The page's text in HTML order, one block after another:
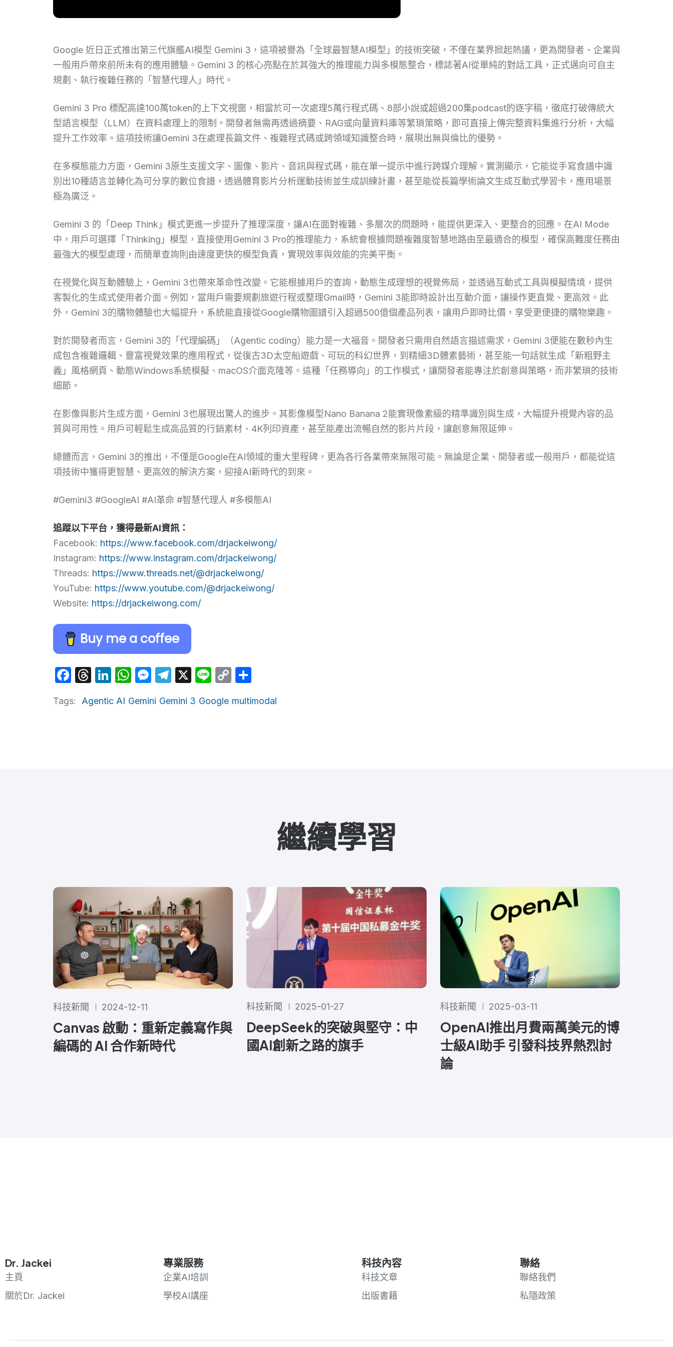
Google 近日正式推出第三代旗艦AI模型 Gemini 3，這項被譽為「全球最智慧AI模型」的技術突破，不僅在業界掀起熱議，更為開發者、企業與
一般用戶帶來前所未有的應用體驗。Gemini 3 的核心亮點在於其強大的推理能力與多模態整合，標誌著AI從單純的對話工具，正式邁向可自主
規劃、執行複雜任務的「智慧代理人」時代。
Gemini 3 Pro 標配高達100萬token的上下文視窗，相當於可一次處理5萬行程式碼、8部小說或超過200集podcast的逐字稿，徹底打破傳統大
型語言模型（LLM）在資料處理上的限制。開發者無需再透過摘要、RAG或向量資料庫等繁瑣策略，即可直接上傳完整資料集進行分析，大幅
提升工作效率。這項技術讓Gemini 3在處理長篇文件、複雜程式碼或跨領域知識整合時，展現出無與倫比的優勢。
在多模態能力方面，Gemini 3原生支援文字、圖像、影片、音訊與程式碼，能在單一提示中進行跨媒介理解。實測顯示，它能從手寫食譜中識
別出10種語言並轉化為可分享的數位食譜，透過體育影片分析運動技術並生成訓練計畫，甚至能從長篇學術論文生成互動式學習卡，應用場景
極為廣泛。
Gemini 3 的「Deep Think」模式更進一步提升了推理深度，讓AI在面對複雜、多層次的問題時，能提供更深入、更整合的回應。在AI Mode
中，用戶可選擇「Thinking」模型，直接使用Gemini 3 Pro的推理能力，系統會根據問題複雜度智慧地路由至最適合的模型，確保高難度任務由
最強大的模型處理，而簡單查詢則由速度更快的模型負責，實現效率與效能的完美平衡。
在視覺化與互動體驗上，Gemini 3也帶來革命性改變。它能根據用戶的查詢，動態生成理想的視覺佈局，並透過互動式工具與模擬情境，提供
客製化的生成式使用者介面。例如，當用戶需要規劃旅遊行程或整理Gmail時，Gemini 3能即時設計出互動介面，讓操作更直覺、更高效。此
外，Gemini 3的購物體驗也大幅提升，系統能直接從Google購物圖譜引入超過500億個產品列表，讓用戶即時比價，享受更便捷的購物樂趣。
對於開發者而言，Gemini 3的「代理編碼」（Agentic coding）能力是一大福音。開發者只需用自然語言描述需求，Gemini 3便能在數秒內生
成包含複雜邏輯、豐富視覺效果的應用程式，從復古3D太空船遊戲、可玩的科幻世界，到精細3D體素藝術，甚至能一句話就生成「新粗野主
義」風格網頁、動態Windows系統模擬、macOS介面克隆等。這種「任務導向」的工作模式，讓開發者能專注於創意與策略，而非繁瑣的技術
細節。
在影像與影片生成方面，Gemini 3也展現出驚人的進步。其影像模型Nano Banana 2能實現像素級的精準識別與生成，大幅提升視覺內容的品
質與可用性。用戶可輕鬆生成高品質的行銷素材、4K列印資產，甚至能產出流暢自然的影片片段，讓創意無限延伸。
總體而言，Gemini 3的推出，不僅是Google在AI領域的重大里程碑，更為各行各業帶來無限可能。無論是企業、開發者或一般用戶，都能從這
項技術中獲得更智慧、更高效的解決方案，迎接AI新時代的到來。
#Gemini3 #GoogleAI #AI革命 #智慧代理人 #多模態AI
追蹤以下平台，獲得最新AI資訊：
Facebook: https://www.facebook.com/drjackeiwong/
Instagram: https://www.instagram.com/drjackeiwong/
Threads: https://www.threads.net/@drjackeiwong/
YouTube: https://www.youtube.com/@drjackeiwong/
Website: https://drjackeiwong.com/
Buy me a coffee
Facebook
Threads
LinkedIn
WhatsApp
Messenger
Telegram
X LineCopyShare
Tags: Agentic AI Gemini Gemini 3 Google multimodal
繼續學習
科技新聞 2024-12-11
Canvas 啟動：重新定義寫作與
編碼的 AI 合作新時代
科技新聞 2025-01-27
DeepSeek的突破與堅守：中
國AI創新之路的旗手
科技新聞 2025-03-11
OpenAI推出月費兩萬美元的博
士級AI助手 引發科技界熱烈討
論
Dr. Jackei
主頁
關於Dr. Jackei
專業服務
企業AI培訓
學校AI講座
科技內容
科技文章
出版書籍
聯絡
聯絡我們
私隱政策